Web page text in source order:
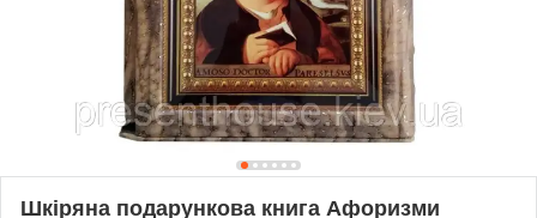
Шкіряна подарункова книга Афоризми